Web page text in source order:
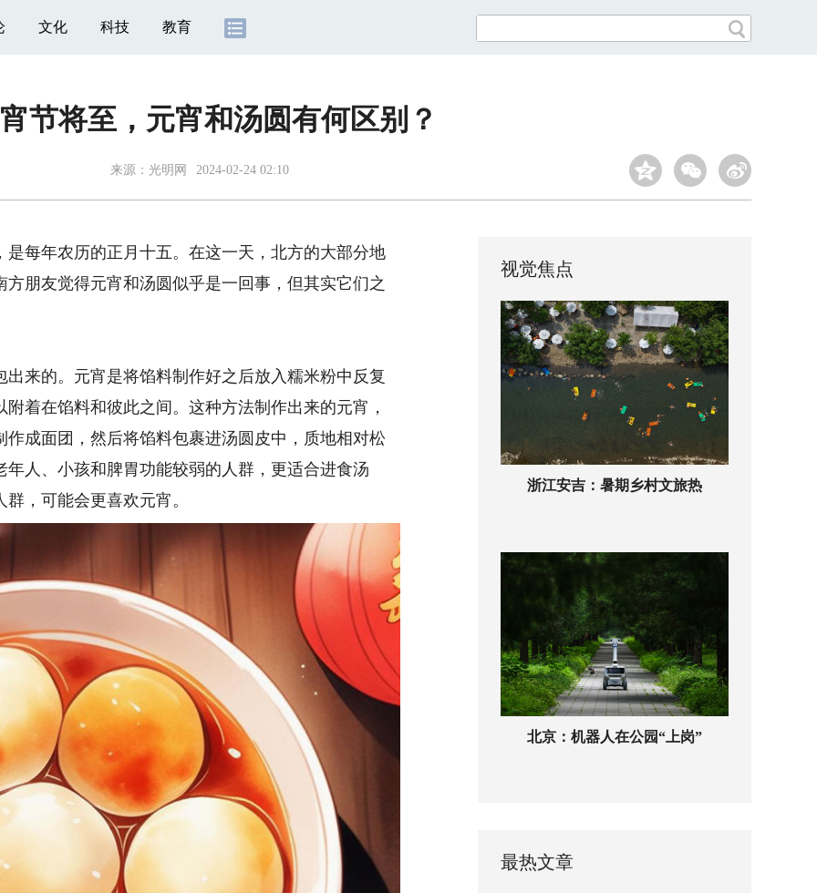
文化 科技 教育
节将至，元宵和汤圆有何区别？
来源：光明网 2024-02-24 02:10
年农历的正月十五。在这一天，北方的大部分地
朋友觉得元宵和汤圆似乎是一回事，但其实它们之
的。元宵是将馅料制作好之后放入糯米粉中反复
着在馅料和彼此之间。这种方法制作出来的元宵，
成面团，然后将馅料包裹进汤圆皮中，质地相对松
人、小孩和脾胃功能较弱的人群，更适合进食汤
，可能会更喜欢元宵。
视觉焦点
浙江安吉：暑期乡村文旅热
北京：机器人在公园“上岗”
最热文章